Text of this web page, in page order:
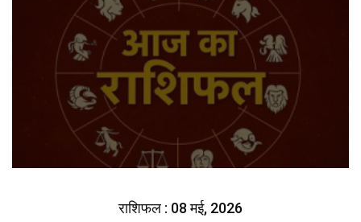
राशिफल : 08 मई, 2026